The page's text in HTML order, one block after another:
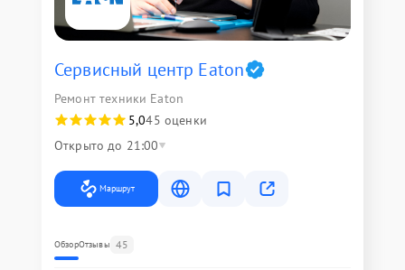
Сервисный центр Eaton
Ремонт техники Eaton
5,045 оценки
Открыто до 21:00
Маршрут
ОбзорОтзывы 45